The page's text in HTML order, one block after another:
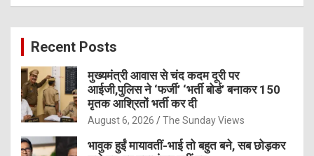
c
Recent Posts
मुख्यमंत्री आवास से चंद कदम दूरी पर
आईजी,पुलिस ने ‘फर्जी’ ‘भर्ती बोर्ड’ बनाकर 150
मृतक आश्रितों भर्ती कर दी
August 6, 2026 The Sunday Views
भावुक हुईं मायावतीं-भाई तो बहुत बने, सब छोड़कर